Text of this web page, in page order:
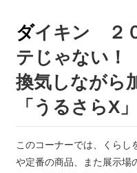
ダイキン ２０年の積み重ねはダ
テじゃない！
換気しながら
「うるさらX」
このコーナーでは、くらし
や定番の商品、また展示場